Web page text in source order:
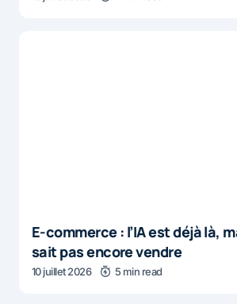
E-commerce : l’IA est déjà là,
sait pas encore vendre
10 juillet 2026 5 min read